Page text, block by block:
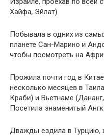
Хайфа, Эйлат).
Побывала в одних из
планете Сан-Марино и
чтобы посмотреть на
Прожила почти год в
несколько месяцев в
Краби) и Вьетнаме
Посетила знаменитый
Дважды ездила в Турцию,